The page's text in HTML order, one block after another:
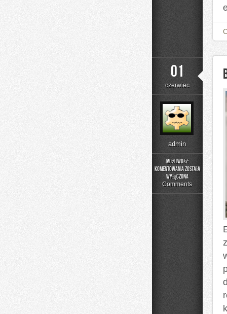
01
czerwiec
admin
Możliwość
komentowania
sportowe
została
wyłączona
Comments